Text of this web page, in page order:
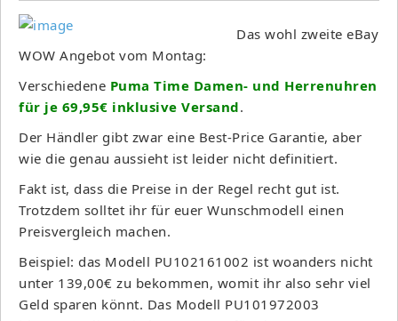
Das wohl zweite eBay
WOW Angebot vom Montag:
Verschiedene Puma Time Damen- und Herrenuhren
für je 69,95€ inklusive Versand.
Der Händler gibt zwar eine Best-Price Garantie, aber
wie die genau aussieht ist leider nicht definitiert.
Fakt ist, dass die Preise in der Regel recht gut ist.
Trotzdem solltet ihr für euer Wunschmodell einen
Preisvergleich machen.
Beispiel: das Modell PU102161002 ist woanders nicht
unter 139,00€ zu bekommen, womit ihr also sehr viel
Geld sparen könnt. Das Modell PU101972003